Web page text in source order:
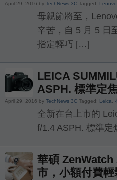
April 29, 2016 by TechNews 3C Tagged: Lenovo
母親節將至，
辛苦，自 5 月 5 日
指定輕巧 […]
LEICA
ASPH. 標準定
April 29, 2016 by TechNews 3C Tagged: Leica,
全新在台上市的
f/1.4 ASPH. 標準
華碩 ZenWatch
市，小額付費